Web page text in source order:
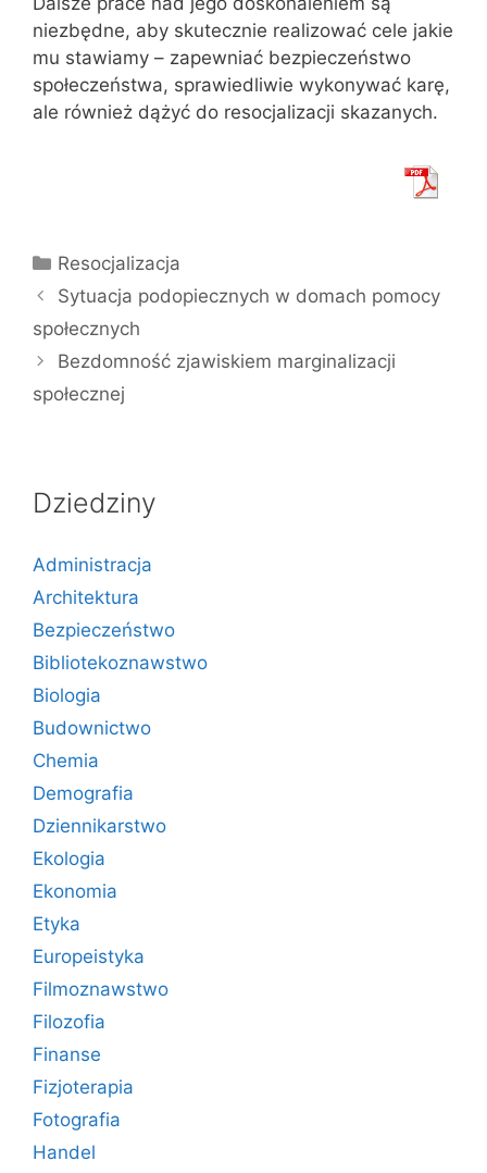
niezbędne, aby skutecznie realizować cele jakie
mu stawiamy – zapewniać bezpieczeństwo
społeczeństwa, sprawiedliwie wykonywać karę,
ale również dążyć do resocjalizacji skazanych.
Kategorie
Resocjalizacja
Sytuacja podopiecznych w domach pomocy
społecznych
Bezdomność zjawiskiem marginalizacji
społecznej
Dziedziny
Administracja
Architektura
Bezpieczeństwo
Bibliotekoznawstwo
Biologia
Budownictwo
Chemia
Demografia
Dziennikarstwo
Ekologia
Ekonomia
Etyka
Europeistyka
Filmoznawstwo
Filozofia
Finanse
Fizjoterapia
Fotografia
Handel